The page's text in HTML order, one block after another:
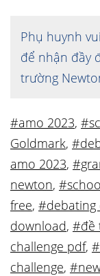
Phụ huynh
để nhận đầy
trường
#amo 2023,
Goldmark,
amo 2023,
newton,
free, #debating
download, #đề
challenge pdf,
challenge,